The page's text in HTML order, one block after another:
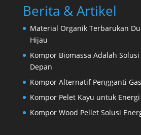
Berita & Artikel
Material Organik Terbarukan
Hijau
Kompor Biomassa Adalah
Depan
Kompor Alternatif Pengganti
Kompor Pelet Kayu untuk
Kompor Wood Pellet Solusi